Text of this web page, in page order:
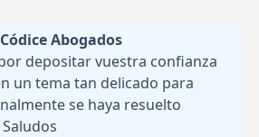
Códice Abogados
depositar vuestra confianza
un tema tan delicado para
se haya resuelto